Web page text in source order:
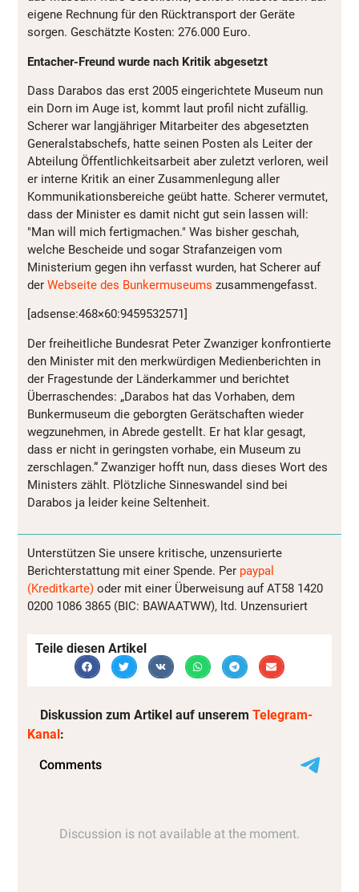
eigene Rechnung für den Rücktransport der Geräte
sorgen. Geschätzte Kosten: 276.000 Euro.
Entacher-Freund wurde nach Kritik abgesetzt
Dass Darabos das erst 2005 eingerichtete Museum nun
ein Dorn im Auge ist, kommt laut profil nicht zufällig.
Scherer war langjähriger Mitarbeiter des abgesetzten
Generalstabschefs, hatte seinen Posten als Leiter der
Abteilung Öffentlichkeitsarbeit aber zuletzt verloren, weil
er interne Kritik an einer Zusammenlegung aller
Kommunikationsbereiche geübt hatte. Scherer vermutet,
dass der Minister es damit nicht gut sein lassen will:
"Man will mich fertigmachen." Was bisher geschah,
welche Bescheide und sogar Strafanzeigen vom
Ministerium gegen ihn verfasst wurden, hat Scherer auf
der Webseite des Bunkermuseums zusammengefasst.
[adsense:468×60:9459532571]
Der freiheitliche Bundesrat Peter Zwanziger konfrontierte
den Minister mit den merkwürdigen Medienberichten in
der Fragestunde der Länderkammer und berichtet
Überraschendes: „Darabos hat das Vorhaben, dem
Bunkermuseum die geborgten Gerätschaften wieder
wegzunehmen, in Abrede gestellt. Er hat klar gesagt,
dass er nicht in geringsten vorhabe, ein Museum zu
zerschlagen.“ Zwanziger hofft nun, dass dieses Wort des
Ministers zählt. Plötzliche Sinneswandel sind bei
Darabos ja leider keine Seltenheit.
Unterstützen Sie unsere kritische, unzensurierte
Berichterstattung mit einer Spende. Per paypal
(Kreditkarte) oder mit einer Überweisung auf AT58 1420
0200 1086 3865 (BIC: BAWAATWW), ltd. Unzensuriert
Teile diesen Artikel
Diskussion zum Artikel auf unserem Telegram-
Kanal :